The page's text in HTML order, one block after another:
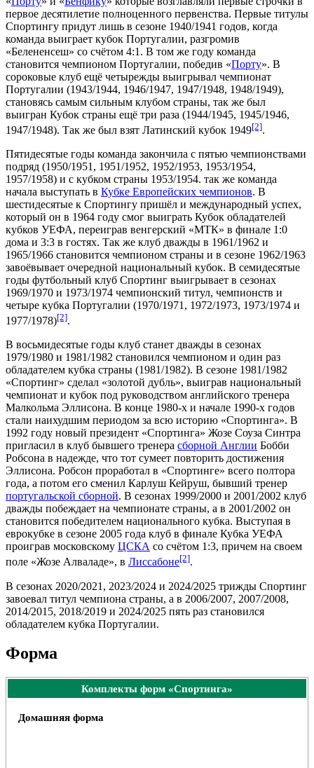
первое десятилетие полноценного первенства. Первые титулы
Спортингу придут лишь в сезоне 1940/1941 годов, когда
команда выиграет кубок Португалии, разгромив
«Белененсеш» со счётом 4:1. В том же году команда
становится чемпионом Португалии, победив «Порту». В
сороковые клуб ещё четырежды выигрывал чемпионат
Португалии (1943/1944, 1946/1947, 1947/1948, 1948/1949),
становясь самым сильным клубом страны, так же был
выигран Кубок страны ещё три раза (1944/1945, 1945/1946,
1947/1948). Так же был взят Латинский кубок 1949[2].
Пятидесятые годы команда закончила с пятью чемпионствами
подряд (1950/1951 , 1951/1952, 1952/1953, 1953/1954,
1957/1958) и с кубком страны 1953/1954. так же команда
начала выступать в Кубке Европейских чемпионов. В
шестидесятые к Спортингу пришёл и международный успех,
который он в 1964 году смог выиграть Кубок обладателей
кубков УЕФА, переиграв венгерский «МТК» в финале 1:0
дома и 3:3 в гостях. Так же клуб дважды в 1961/1962 и
1965/1966 становится чемпионом страны и в сезоне 1962/1963
завоёвывает очередной национальный кубок. В семидесятые
годы футбольный клуб Спортинг выигрывает в сезонах
1969/1970 и 1973/1974 чемпионский титул, чемпионств и
четыре кубка Португалии (1970/1971 , 1972/1973, 1973/1974 и
1977/1978)[2].
В восьмидесятые годы клуб станет дважды в сезонах
1979/1980 и 1981/1982 становился чемпионом и один раз
обладателем кубка страны (1981/1982). В сезоне 1981/1982
«Спортинг» сделал «золотой дубль», выиграв национальный
чемпионат и кубок под руководством английского тренера
Малкольма Эллисона. В конце 1980-х и начале 1990-х годов
стали наихудшим периодом за всю историю «Спортинга». В
1992 году новый президент «Спортинга» Жозе Соуза Синтра
пригласил в клуб бывшего тренера сборной Англии Бобби
Робсона в надежде, что тот сумеет повторить достижения
Эллисона. Робсон проработал в «Спортинге» всего полтора
года, а потом его сменил Карлуш Кейруш, бывший тренер
португальской сборной. В сезонах 1999/2000 и 2001/2002 клуб
дважды побеждает на чемпионате страны, а в 2001/2002 он
становится победителем национального кубка. Выступая в
еврокубке в сезоне 2005 года клуб в финале Кубка УЕФА
проиграв московскому ЦСКА со счётом 1:3, причем на своем
поле «Жозе Алваладе», в Лиссабоне[2].
В сезонах 2020/2021 , 2023/2024 и 2024/2025 трижды Спортинг
завоевал титул чемпиона страны, а в 2006/2007, 2007/2008,
2014/2015, 2018/2019 и 2024/2025 пять раз становился
обладателем кубка Португалии.
Форма
Комплекты форм «Спортинга»
Домашняя форма